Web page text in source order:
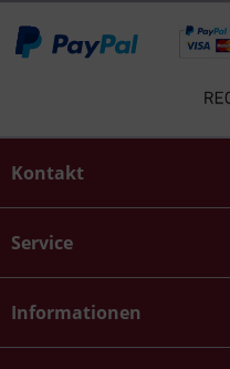
Kontakt
Service
Informationen